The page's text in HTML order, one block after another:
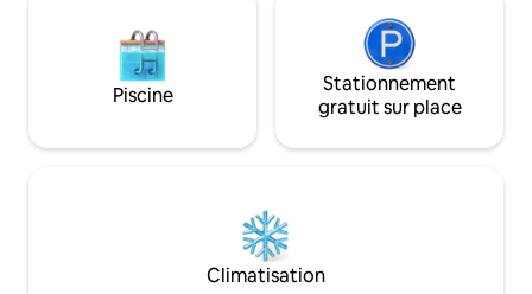
Piscine
Stationnement
gratuit sur place
Climatisation